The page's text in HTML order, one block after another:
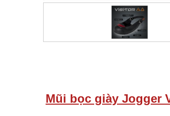
Mũi bọc giày Jogger